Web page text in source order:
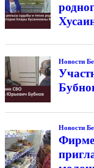
Новости
Новости